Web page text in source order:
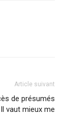
Article suivant
de présumés
vaut mieux me